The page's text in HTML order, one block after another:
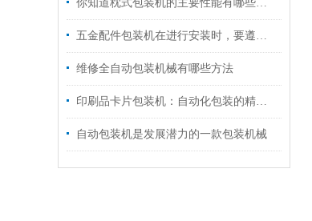
你知道枕式包装机的主要性能有哪些吗？
五金配件包装机在进行安装时，要遵守的安全措施有哪些？
维修全自动包装机械有哪些方法
印刷品卡片包装机：自动化包装的精密解决方案
自动包装机是发展潜力的一款包装机械